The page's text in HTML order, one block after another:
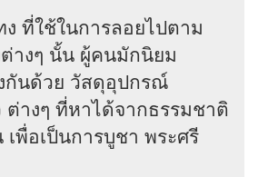
ที่ใช้ในการลอยไปตาม
างๆ นั้น ผู้คนมักนิยม
กันด้วย วัสดุอุปกรณ์
างๆ ที่หาได้จากธรรมชาติ
พื่อเป็นการบูชา พระศรี